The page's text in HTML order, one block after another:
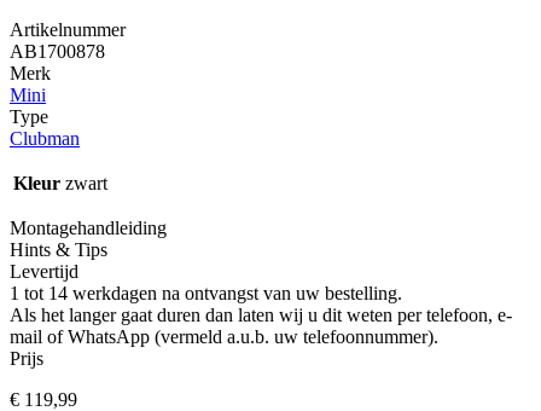
Artikelnummer
AB1700878
Merk
Mini
Type
Clubman
Kleur zwart
Montagehandleiding
Hints & Tips
Levertijd
1 tot 14 werkdagen na ontvangst van uw bestelling.
Als het langer gaat duren dan laten wij u dit weten per telefoon, e-
mail of WhatsApp (vermeld a.u.b. uw telefoonnummer).
Prijs
€ 119,99